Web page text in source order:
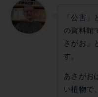
「公害
の資料館
さがお」
す。
あさがお
い植物で